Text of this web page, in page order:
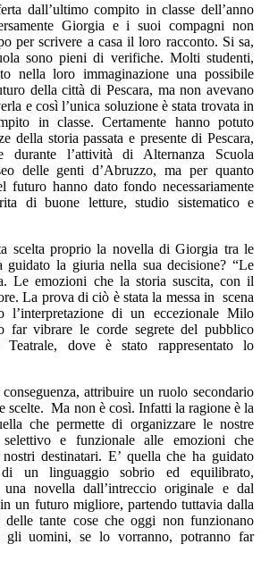
dall’ultimo compito in classe dell’anno
Giorgia e i suoi compagni non
per scrivere a casa il loro racconto. Si sa,
sono pieni di verifiche. Molti studenti,
nella loro immaginazione una possibile
della città di Pescara, ma non avevano
e così l’unica soluzione è stata trovata in
in classe. Certamente hanno potuto
della storia passata e presente di Pescara,
durante l’attività di Alternanza Scuola
delle genti d’Abruzzo, ma per quanto
futuro hanno dato fondo necessariamente
di buone letture, studio sistematico e
scelta proprio la novella di Giorgia tra le
guidato la giuria nella sua decisione? “Le
Le emozioni che la storia suscita, con il
La prova di ciò è stata la messa in scena
l’interpretazione di un eccezionale Milo
far vibrare le corde segrete del pubblico
Teatrale, dove è stato rappresentato lo
attribuire un ruolo secondario
scelte. Ma non è così. Infatti la ragione è la
che permette di organizzare le nostre
e funzionale alle emozioni che
destinatari. E’ quella che ha guidato
un linguaggio sobrio ed equilibrato,
una novella dall’intreccio originale e dal
un futuro migliore, partendo tuttavia dalla
delle tante cose che oggi non funzionano
uomini, se lo vorranno, potranno far